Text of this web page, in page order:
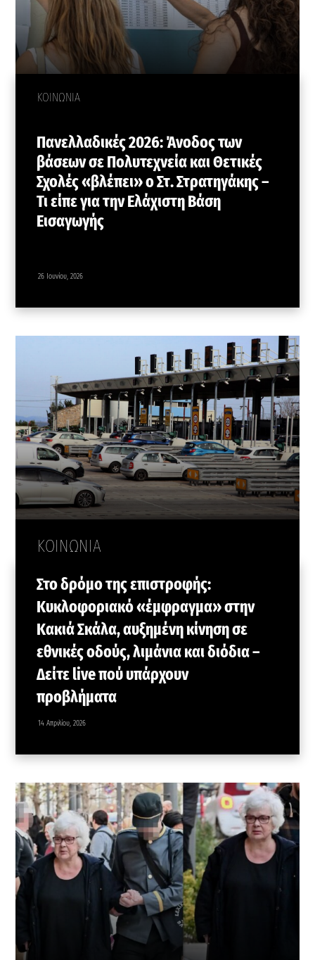
ΚΟΙΝΩΝΙΑ
Πανελλαδικές 2026: Άνοδος των
βάσεων σε Πολυτεχνεία και Θετικές
Σχολές «βλέπει» ο Στ. Στρατηγάκης –
Τι είπε για την Ελάχιστη Βάση
Εισαγωγής
26 Ιουνίου, 2026
ΚΟΙΝΩΝΙΑ
Στο δρόμο της επιστροφής:
Κυκλοφοριακό «έμφραγμα» στην
Κακιά Σκάλα, αυξημένη κίνηση σε
εθνικές οδούς, λιμάνια και διόδια –
Δείτε live πού υπάρχουν
προβλήματα
14 Απριλίου, 2026